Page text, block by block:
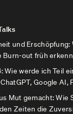
und Erschöpfung:
Burn-out früh
Wie werde ich Teil
Google AI,
Mut gemacht: Wie
Zeiten die